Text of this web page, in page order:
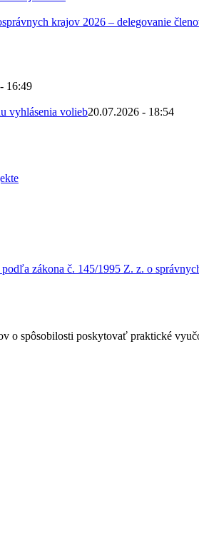
krajov 2026 – delegovanie
16:49
vyhlásenia volieb20.07.2026 - 18:54
zákona č. 145/1995 Z. z. o
o spôsobilosti poskytovať praktické